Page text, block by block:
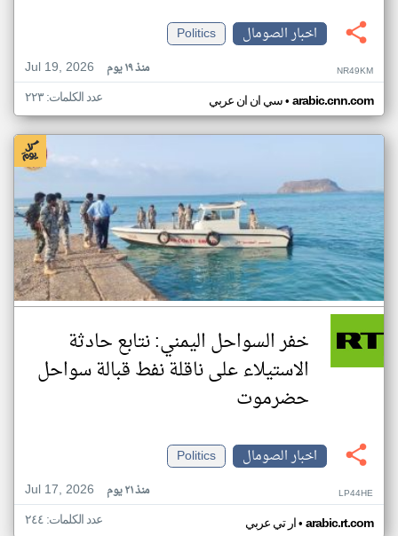
اخبار الصومال
Politics
Jul 19, 2026
منذ ١٩ يوم NR49KM
سي ان ان عربي• arabic.cnn.com عدد الكلمات: ٢٢٣
خفر السواحل اليمني: نتابع حادثة
الاستيلاء على ناقلة نفط قبالة سواحل
حضرموت
اخبار الصومال
Politics
Jul 17, 2026
منذ ٢١ يوم LP44HE
ار تي عربي• arabic.rt.com عدد الكلمات: ٢٤٤